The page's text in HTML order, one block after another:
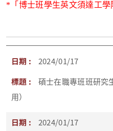
* 「 博士班學生英文須達工
2024/01/17
碩士在職專班班研究
用）
2024/01/17